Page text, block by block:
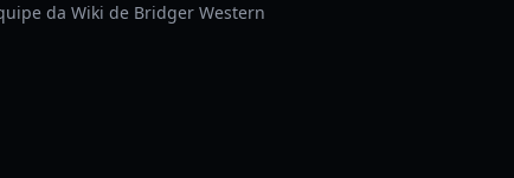
da Wiki de Bridger Western